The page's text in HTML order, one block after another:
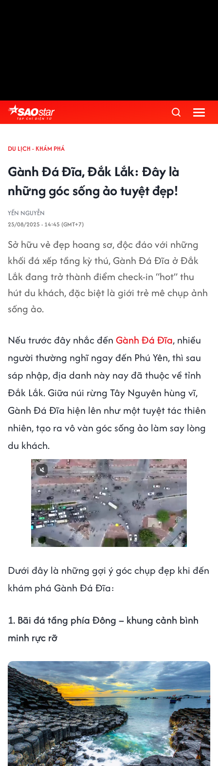
DU LỊCH - KHÁM PHÁ
Gành Đá Đĩa, Đắk Lắk: Đây là
những góc sống ảo tuyệt đẹp!
YẾN NGUYỄN
25/08/2025 - 14:45 (GMT+7)
Sở hữu vẻ đẹp hoang sơ, độc đáo với những
khối đá xếp tầng kỳ thú, Gành Đá Đĩa ở Đắk
Lắk đang trở thành điểm check-in “hot” thu
hút du khách, đặc biệt là giới trẻ mê chụp ảnh
sống ảo.
Nếu trước đây nhắc đến Gành Đá Đĩa, nhiều
người thường nghĩ ngay đến Phú Yên, thì sau
sáp nhập, địa danh này nay đã thuộc về tỉnh
Đắk Lắk. Giữa núi rừng Tây Nguyên hùng vĩ,
Gành Đá Đĩa hiện lên như một tuyệt tác thiên
nhiên, tạo ra vô vàn góc sống ảo làm say lòng
du khách.
Dưới đây là những gợi ý góc chụp đẹp khi đến
khám phá Gành Đá Đĩa:
1. Bãi đá tầng phía Đông – khung cảnh bình
minh rực rỡ